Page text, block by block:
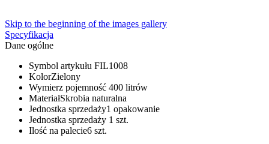
Skip to the beginning of the images gallery
Specyfikacja
Dane ogólne
Symbol artykułu FIL1008
KolorZielony
Wymierz pojemność 400 litrów
MateriałSkrobia naturalna
Jednostka sprzedaży1 opakowanie
Jednostka sprzedaży 1 szt.
Ilość na palecie6 szt.